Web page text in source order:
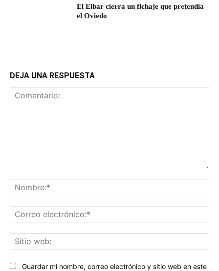
El Eibar cierra un fichaje que pretendía
el Oviedo
DEJA UNA RESPUESTA
Guardar mi nombre, correo electrónico y sitio web en este